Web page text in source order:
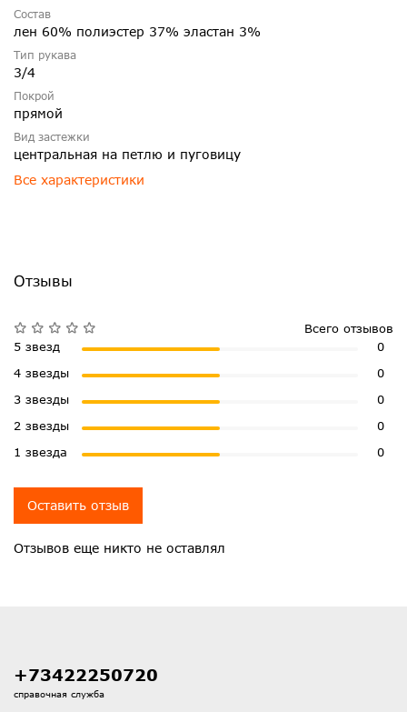
Состав
лен 60% полиэстер 37% эластан 3%
Тип рукава
3/4
Покрой
прямой
Вид застежки
центральная на петлю и пуговицу
Все характеристики
Отзывы
Отзывов еще никто не оставлял
Всего отзывов
5 звезд
0
4 звезды
0
3 звезды
0
2 звезды
0
1 звезда
0
Оставить отзыв
+73422250720
справочная служба